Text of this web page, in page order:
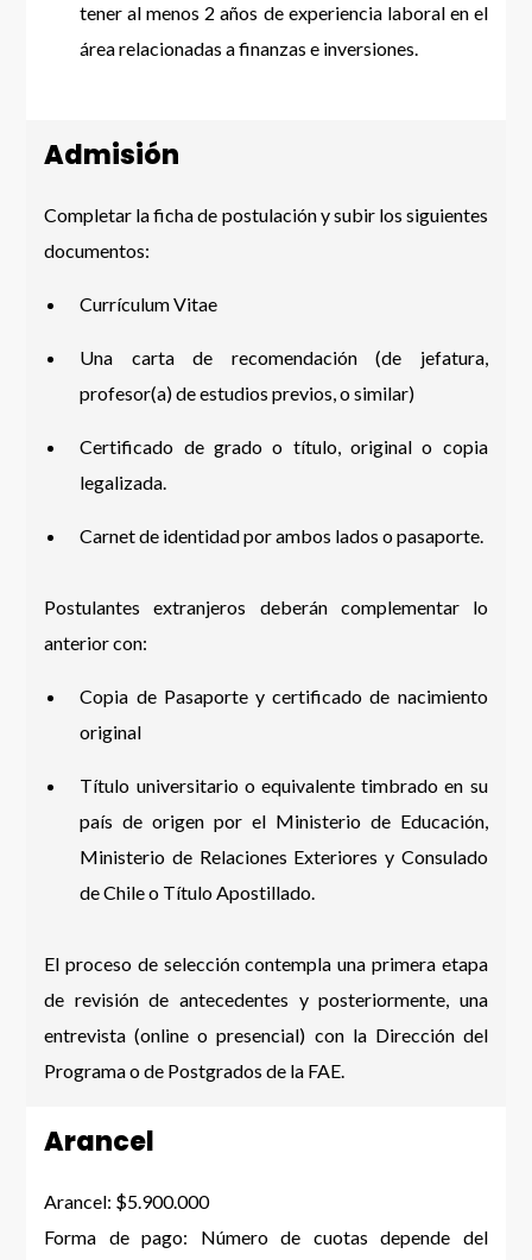
tener al menos 2 años de experiencia laboral en el
área relacionadas a finanzas e inversiones.
Admisión
Completar la ficha de postulación y subir los siguientes
documentos:
Currículum Vitae
Una carta de recomendación (de jefatura,
profesor(a) de estudios previos, o similar)
Certificado de grado o título, original o copia
legalizada.
Carnet de identidad por ambos lados o pasaporte.
Postulantes extranjeros deberán complementar lo
anterior con:
Copia de Pasaporte y certificado de nacimiento
original
Título universitario o equivalente timbrado en su
país de origen por el Ministerio de Educación,
Ministerio de Relaciones Exteriores y Consulado
de Chile o Título Apostillado.
El proceso de selección contempla una primera etapa
de revisión de antecedentes y posteriormente, una
entrevista (online o presencial) con la Dirección del
Programa o de Postgrados de la FAE.
Arancel
Arancel: $5.900.000
Forma de pago: Número de cuotas depende del